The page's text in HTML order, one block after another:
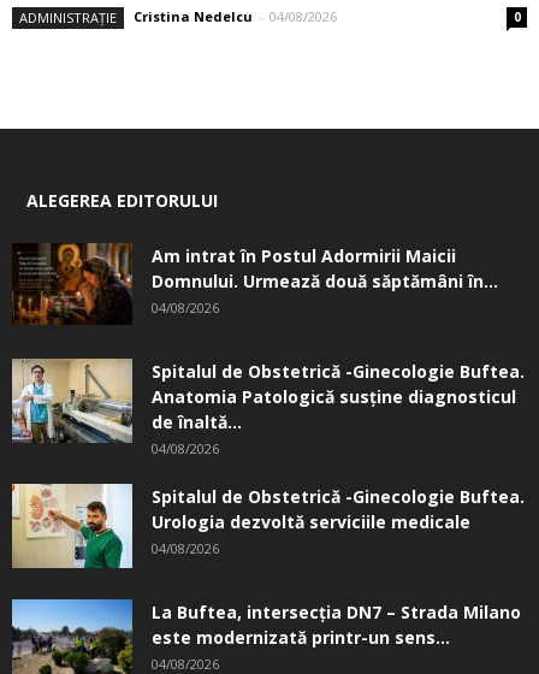
ADMINISTRAȚIE Cristina Nedelcu - 04/08/2026 0
ALEGEREA EDITORULUI
Am intrat în Postul Adormirii Maicii
Domnului. Urmează două săptămâni în...
04/08/2026
Spitalul de Obstetrică -Ginecologie Buftea.
Anatomia Patologică susţine diagnosticul
de înaltă...
04/08/2026
Spitalul de Obstetrică -Ginecologie Buftea.
Urologia dezvoltă serviciile medicale
04/08/2026
La Buftea, intersecţia DN7 – Strada Milano
este modernizată printr-un sens...
04/08/2026